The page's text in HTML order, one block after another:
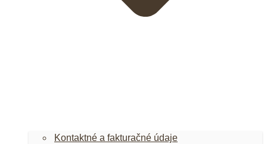
Kontaktné a fakturačné údaje